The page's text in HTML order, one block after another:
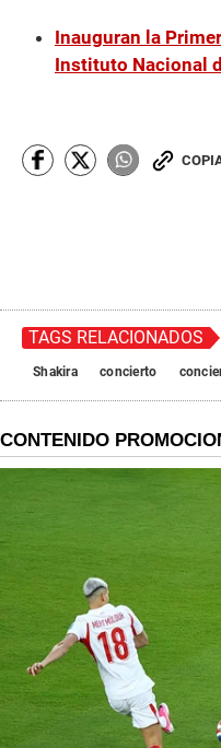
Inauguran la
Instituto Nacional
TAGS RELACIONADOS
Shakira concierto